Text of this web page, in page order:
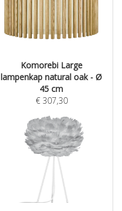
Komorebi Large
lampenkap natural oak - Ø
45 cm
€ 307,30